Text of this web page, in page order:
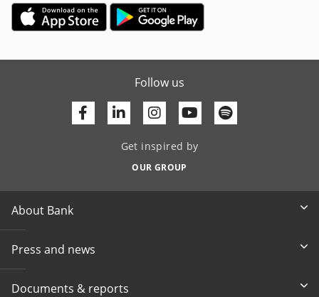
Follow us
Facebook
Linkedin Youtube
Get inspired by
OUR GROUP
About Bank
Press and news
Documents & reports